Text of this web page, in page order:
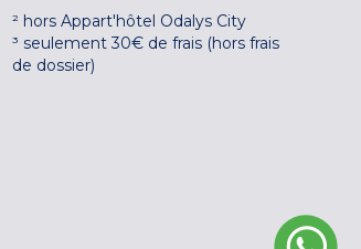
² hors Appart'hôtel Odalys City
³ seulement 30€ de frais (hors frais
de dossier)